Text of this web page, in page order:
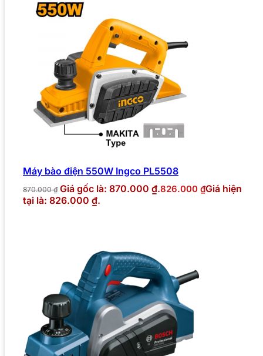
Máy bào điện 550W Ingco PL5508
870.000₫ Giá gốc là: 870.000 ₫.826.000 ₫Giá hiện
tại là: 826.000 ₫.